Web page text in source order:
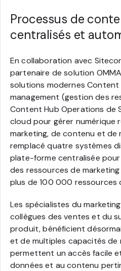
Processus de
centralisés et
En collaboration avec
partenaire de solution
solutions modernes Content
management (gestion des
Content Hub Operations de
cloud pour gérer numérique
marketing, de contenu et de
remplacé quatre systèmes
plate-forme centralisée
des ressources de
plus de 100 000 ressources
Les spécialistes du
collègues des ventes et du
produit, bénéficient
et de multiples capacités de
permettent un accès facile
données et au contenu